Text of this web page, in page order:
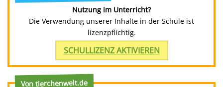
Nutzung im Unterricht?
Die Verwendung unserer Inhalte in der Schule ist
lizenzpflichtig.
SCHULLIZENZ AKTIVIEREN
Von tierchenwelt.de